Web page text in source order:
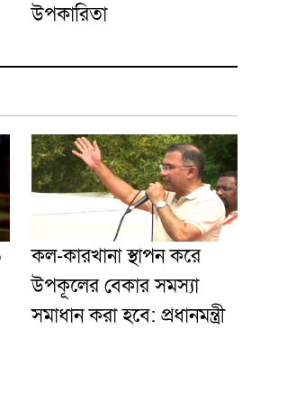
উপকারিতা
কল-কারখানা স্থাপন করে
উপকূলের বেকার সমস্যা
সমাধান করা হবে: প্রধানমন্ত্রী